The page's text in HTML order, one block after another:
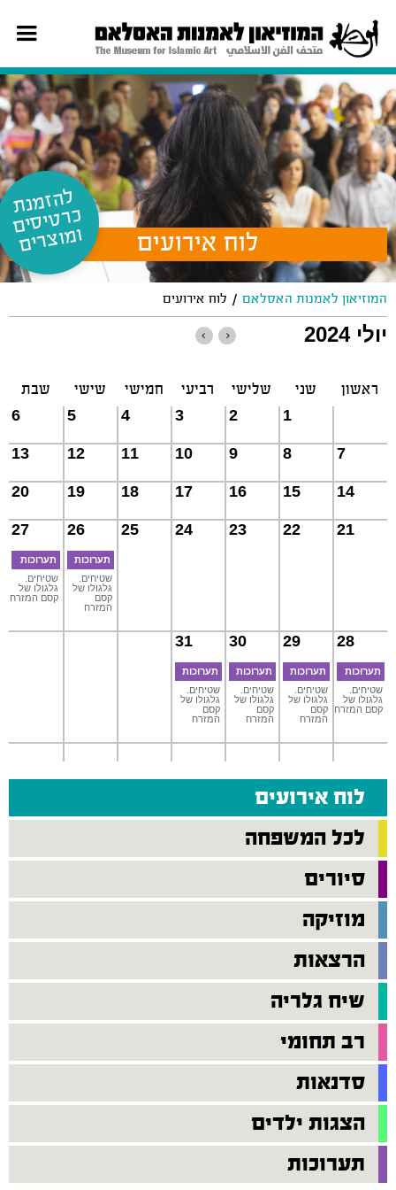
לוח אירועים
המוזיאון לאמנות האסלאם / לוח אירועים
יולי 2024
שבת שישי חמישי רביעי שלישי שני ראשון
1
2
3
4
5
6
7
8
9
10
11
12
13
14
15
16
17
18
19
20
21
22
23
24
25
26
תערוכות
שטיחים.
גלגולו של
קסם
המזרח
27
תערוכות
שטיחים.
גלגולו של
קסם המזרח
28
תערוכות
שטיחים.
גלגולו של
קסם המזרח
29
תערוכות
שטיחים.
גלגולו של
קסם
המזרח
30
תערוכות
שטיחים.
גלגולו של
קסם
המזרח
31
תערוכות
שטיחים.
גלגולו של
קסם
המזרח
לוח אירועים
לכל המשפחה
סיורים
מוזיקה
הרצאות
שיח גלריה
רב תחומי
סדנאות
הצגות ילדים
תערוכות
ל
ה
זמ
נת
כ
רט
יס
ים
ומ
וצ
רים